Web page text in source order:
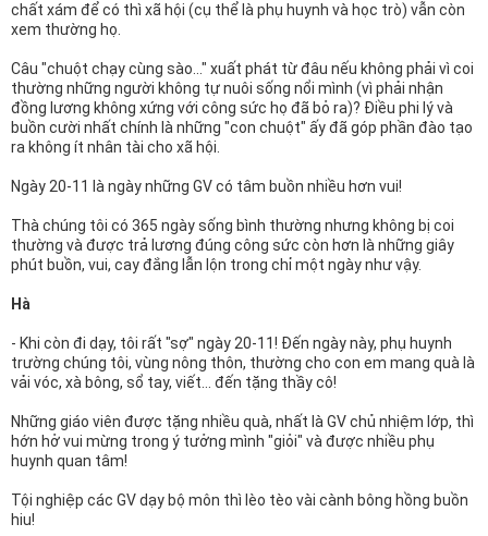
chất xám để có thì xã hội (cụ thể là phụ huynh và học trò) vẫn còn
xem thường họ.
Câu "chuột chạy cùng sào..." xuất phát từ đâu nếu không phải vì coi
thường những người không tự nuôi sống nổi mình (vì phải nhận
đồng lương không xứng với công sức họ đã bỏ ra)? Điều phi lý và
buồn cười nhất chính là những "con chuột" ấy đã góp phần đào tạo
ra không ít nhân tài cho xã hội.
Ngày 20-11 là ngày những GV có tâm buồn nhiều hơn vui!
Thà chúng tôi có 365 ngày sống bình thường nhưng không bị coi
thường và được trả lương đúng công sức còn hơn là những giây
phút buồn, vui, cay đắng lẫn lộn trong chỉ một ngày như vậy.
Hà
- Khi còn đi dạy, tôi rất "sợ" ngày 20-11! Đến ngày này, phụ huynh
trường chúng tôi, vùng nông thôn, thường cho con em mang quà là
vải vóc, xà bông, sổ tay, viết... đến tặng thầy cô!
Những giáo viên được tặng nhiều quà, nhất là GV chủ nhiệm lớp, thì
hớn hở vui mừng trong ý tưởng mình "giỏi" và được nhiều phụ
huynh quan tâm!
Tội nghiệp các GV dạy bộ môn thì lèo tèo vài cành bông hồng buồn
hiu!